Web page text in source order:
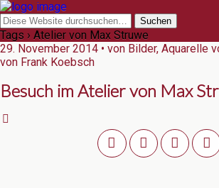
Tags › Atelier von Max Struwe
29. November 2014 • von Bilder, Aquarelle
von Frank Koebsch
Besuch im Atelier von Max